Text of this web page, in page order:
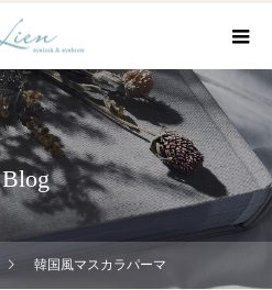
Blog
韓国風マスカラパーマ